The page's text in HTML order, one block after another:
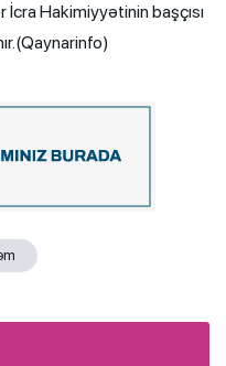
İcra Hakimiyyətinin başçısı